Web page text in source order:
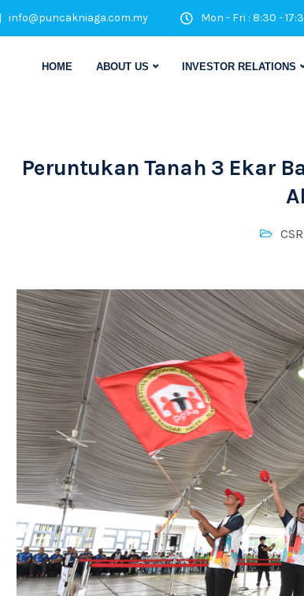
info@puncakniaga.com.my Mon - Fri : 8:30 -
HOME ABOUT US INVESTOR RELATIONS
Peruntukan Tanah 3 Ekar